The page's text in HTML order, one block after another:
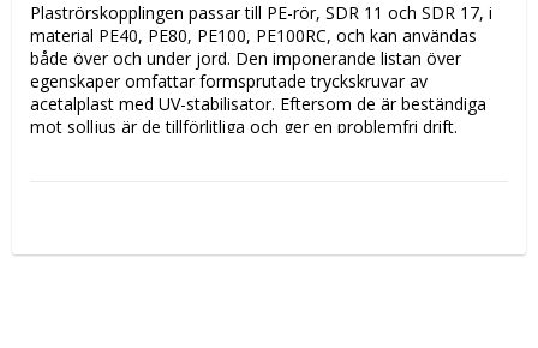
Plaströrskopplingen passar till PE-rör, SDR 11 och SDR 17, i
material PE40, PE80, PE100, PE100RC, och kan användas
både över och under jord. Den imponerande listan över
egenskaper omfattar formsprutade tryckskruvar av
acetalplast med UV-stabilisator. Eftersom de är beständiga
mot solljus är de tillförlitliga och ger en problemfri drift.